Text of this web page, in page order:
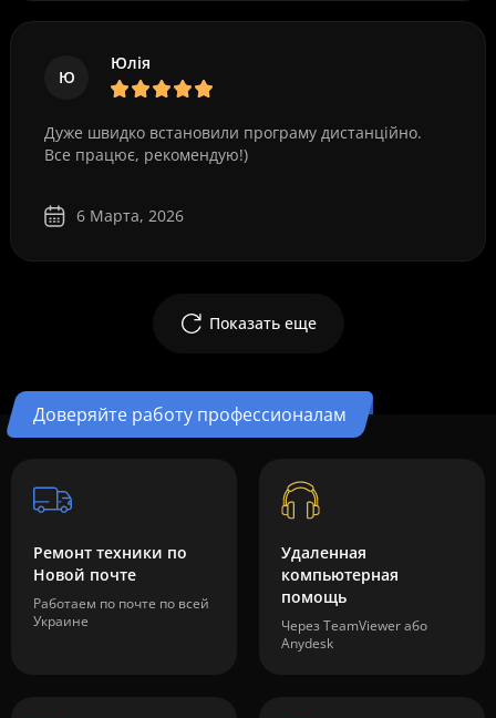
Ю
Юлія
Дуже швидко встановили програму дистанційно.
Все працює, рекомендую!)
6 Марта, 2026
Показать еще
Доверяйте работу профессионалам
Ремонт техники по
Новой почте
Работаем по почте по всей
Украине
Удаленная
компьютерная
помощь
Через TeamViewer або
Anydesk